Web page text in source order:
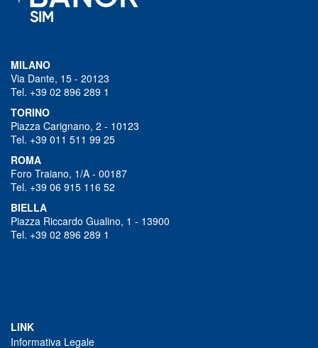
MILANO
Via Dante, 15 - 20123
Tel. +39 02 896 289 1
TORINO
Piazza Carignano, 2 - 10123
Tel. +39 011 511 99 25
ROMA
Foro Traiano, 1/A - 00187
Tel. +39 06 915 116 52
BIELLA
Piazza Riccardo Gualino, 1 - 13900
Tel. +39 02 896 289 1
LINK
Informativa Legale